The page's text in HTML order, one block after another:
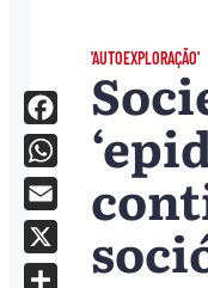
'AUTOEXPLORAÇÃO'
Facebook
WhatsApp
Email
X